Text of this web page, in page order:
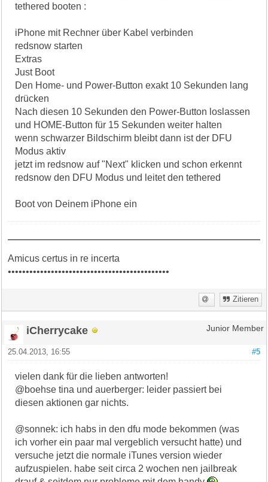
tethered booten :
iPhone mit Rechner über Kabel verbinden
redsnow starten
Extras
Just Boot
Den Home- und Power-Button exakt 10 Sekunden lang
drücken
Nach diesen 10 Sekunden den Power-Button loslassen
und HOME-Button für 15 Sekunden weiter halten
wenn schwarzer Bildschirm bleibt dann ist der DFU
Modus aktiv
jetzt im redsnow auf "Next" klicken und schon erkennt
redsnow den DFU Modus und leitet den tethered
Boot von Deinem iPhone ein
Amicus certus in re incerta
•••••••••••••••••••••••••••••••••••••••••••••
Zitieren
iCherrycake Junior Member
#5
25.04.2013, 16:55
vielen dank für die lieben antworten!
@boehse tina und auerberger: leider passiert bei
diesen aktionen gar nichts.
@sonnek: ich habs in den dfu mode bekommen (was
ich vorher ein paar mal vergeblich versucht hatte) und
versuche jetzt die normale iTunes version wieder
aufzuspielen. habe seit circa 2 wochen nen jailbreak